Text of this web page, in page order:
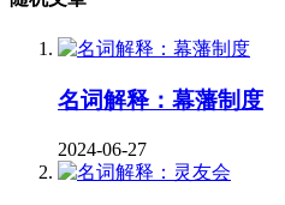
名词解释：幕藩制度
2024-06-27